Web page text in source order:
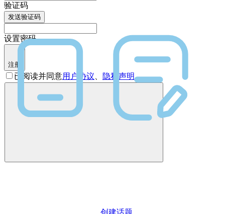
创建话题
验证码
发送验证码
设置密码
注册
已阅读并同意用户协议 隐私声明